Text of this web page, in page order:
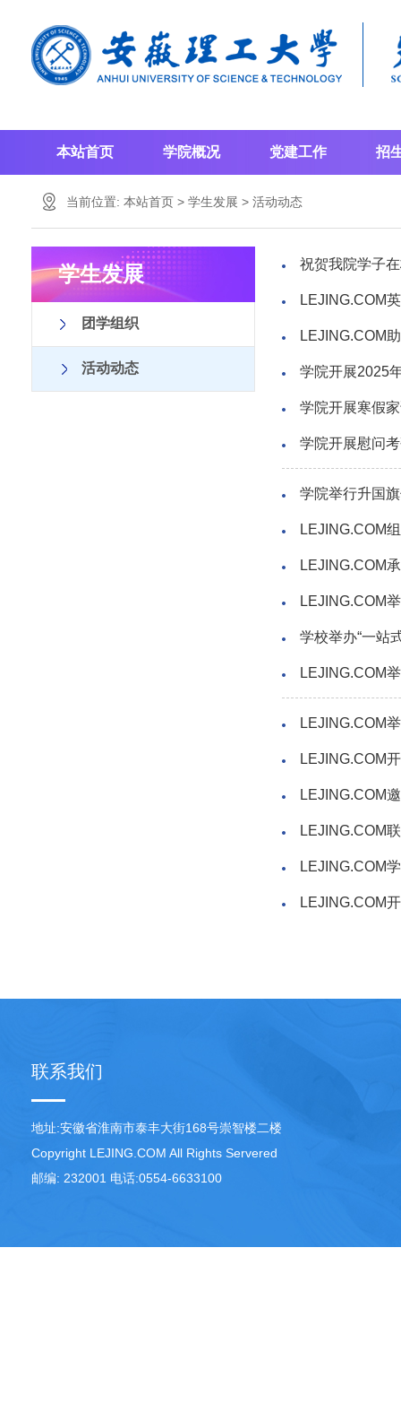
本站首页 学院概况 党建工作 招
当前位置: 本站首页 > 学生发展 > 活动动态
学生发展
团学组织
活动动态
祝贺我院学子
LEJING.COM
LEJING.COM
学院开展2025
学院开展寒假
学院开展慰问
学院举行升国
LEJING.COM
LEJING.COM
LEJING.COM
学校举办“一站
LEJING.COM
LEJING.COM
LEJING.COM
LEJING.COM
LEJING.COM
LEJING.COM
LEJING.COM
联系我们
地址:安徽省淮南市泰丰大街168号崇智楼二楼
Copyright LEJING.COM All Rights Servered
邮编: 232001 电话:0554-6633100